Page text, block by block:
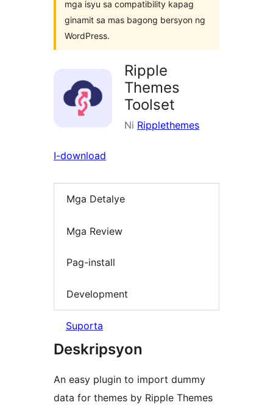
mga isyu sa compatibility kapag
ginamit sa mas bagong bersyon ng
WordPress.
Ripple
Themes
Toolset
Ni Ripplethemes
I-download
Mga Detalye
Mga Review
Pag-install
Development
Suporta
Deskripsyon
An easy plugin to import dummy
data for themes by Ripple Themes